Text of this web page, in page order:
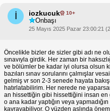
İ iozkucuk 10+
Onbaşı
25 Mayıs 2025 Pazar 23:00:21
Öncelikle bizler de sizler gibi adı ne
sınavıyla girdik. Her zaman bir
ve bölümler be kadar iyi olursa olsun
bazıları sınav sorularını çalmışlar
gelmiş vr son 2-3 senede hayata
hatırlatabilirim. Her nerede ne
an hissettiğin gibi hissettiğini insan en
o ana kadar yaptığın veya
kavrayabiliyor. O yüzden aslında